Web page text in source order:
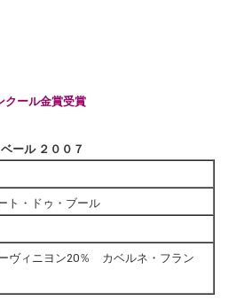
クール金賞受賞
ール ２００７
ト・ドゥ・ブール
ヴィニヨン20％ カベルネ・フラン